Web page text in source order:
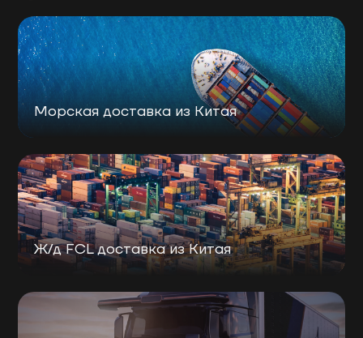
Морская доставка из Китая
Ж/д FCL доставка из Китая